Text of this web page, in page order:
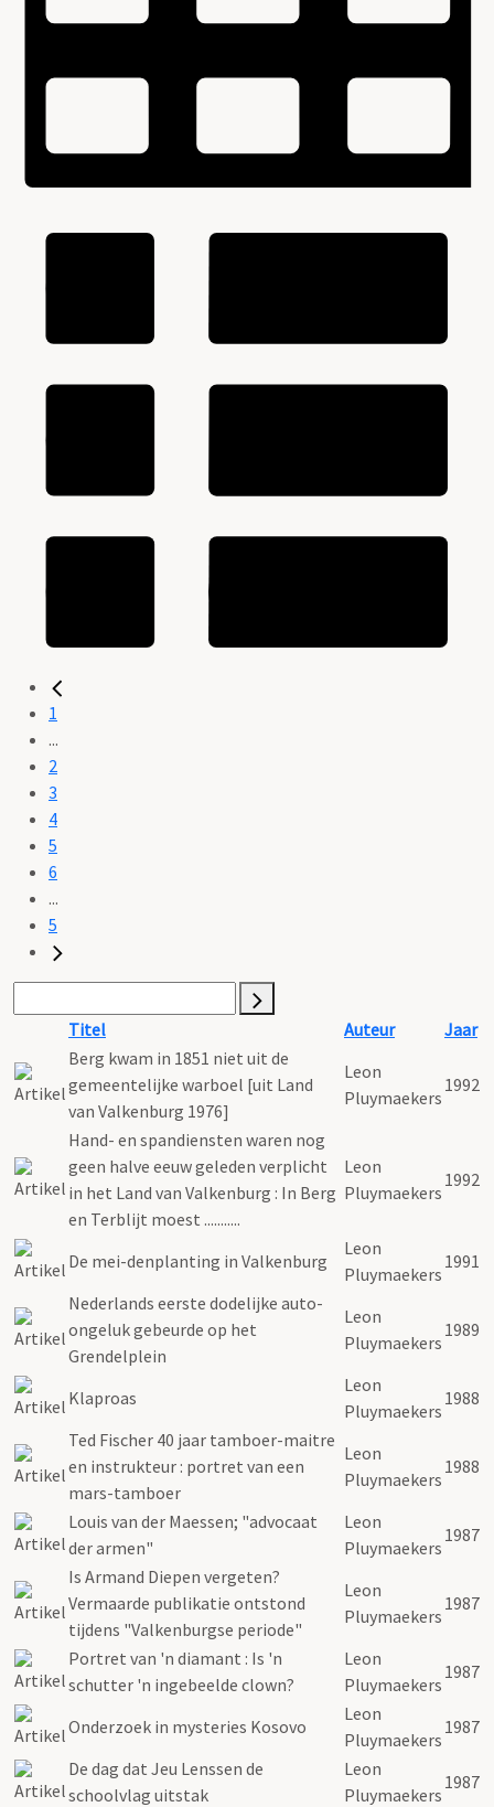
1
...
2
3
4
5
6
...
5
Titel Auteur
Jaar
Berg kwam in 1851 niet uit de
gemeentelijke warboel [uit Land
van Valkenburg 1976]
Leon
Pluymaekers
1992
Hand- en spandiensten waren nog
geen halve eeuw geleden verplicht
in het Land van Valkenburg : In Berg
en Terblijt moest ...........
Leon
Pluymaekers
1992
De mei-denplanting in Valkenburg
Leon
Pluymaekers
1991
Nederlands eerste dodelijke auto-
ongeluk gebeurde op het
Grendelplein
Leon
Pluymaekers
1989
Klaproas
Leon
Pluymaekers
1988
Ted Fischer 40 jaar tamboer-maitre
en instrukteur : portret van een
mars-tamboer
Leon
Pluymaekers
1988
Louis van der Maessen; "advocaat
der armen"
Leon
Pluymaekers
1987
Is Armand Diepen vergeten?
Vermaarde publikatie ontstond
tijdens "Valkenburgse periode"
Leon
Pluymaekers
1987
Portret van 'n diamant : Is 'n
schutter 'n ingebeelde clown?
Leon
Pluymaekers
1987
Onderzoek in mysteries Kosovo
Leon
Pluymaekers
1987
De dag dat Jeu Lenssen de
schoolvlag uitstak
Leon
Pluymaekers
1987